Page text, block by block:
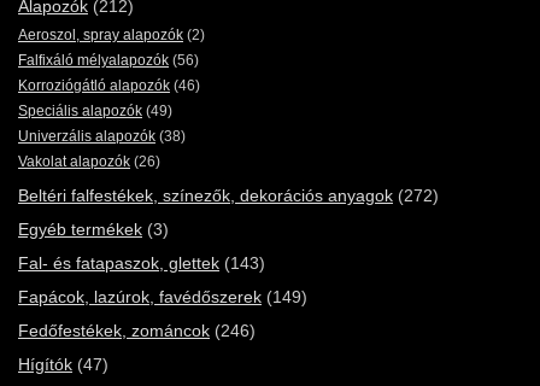
Alapozók (212)
Aeroszol, spray alapozók (2)
Falfixáló mélyalapozók (56)
Korroziógátló alapozók (46)
Speciális alapozók (49)
Univerzális alapozók (38)
Vakolat alapozók (26)
Beltéri falfestékek, színezők, dekorációs anyagok (272)
Egyéb termékek (3)
Fal- és fatapaszok, glettek (143)
Fapácok, lazúrok, favédőszerek (149)
Fedőfestékek, zománcok (246)
Hígítók (47)